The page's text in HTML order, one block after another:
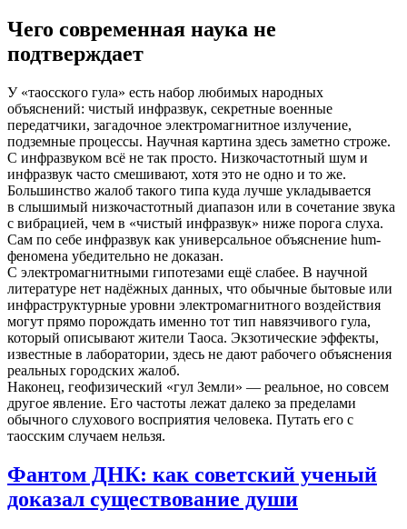
Чего современная наука не
подтверждает
У «таосского гула» есть набор любимых народных
объяснений: чистый инфразвук, секретные военные
передатчики, загадочное электромагнитное излучение,
подземные процессы. Научная картина здесь заметно строже.
С инфразвуком всё не так просто. Низкочастотный шум и
инфразвук часто смешивают, хотя это не одно и то же.
Большинство жалоб такого типа куда лучше укладывается
в слышимый низкочастотный диапазон или в сочетание звука
с вибрацией, чем в «чистый инфразвук» ниже порога слуха.
Сам по себе инфразвук как универсальное объяснение hum-
феномена убедительно не доказан.
С электромагнитными гипотезами ещё слабее. В научной
литературе нет надёжных данных, что обычные бытовые или
инфраструктурные уровни электромагнитного воздействия
могут прямо порождать именно тот тип навязчивого гула,
который описывают жители Таоса. Экзотические эффекты,
известные в лаборатории, здесь не дают рабочего объяснения
реальных городских жалоб.
Наконец, геофизический «гул Земли» — реальное, но совсем
другое явление. Его частоты лежат далеко за пределами
обычного слухового восприятия человека. Путать его с
таосским случаем нельзя.
Фантом ДНК: как советский ученый
доказал существование души